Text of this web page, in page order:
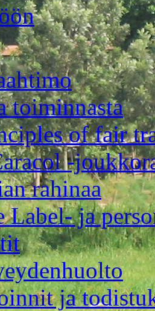
toiminnasta
of fair
-
rahinaa
Label- ja
ja